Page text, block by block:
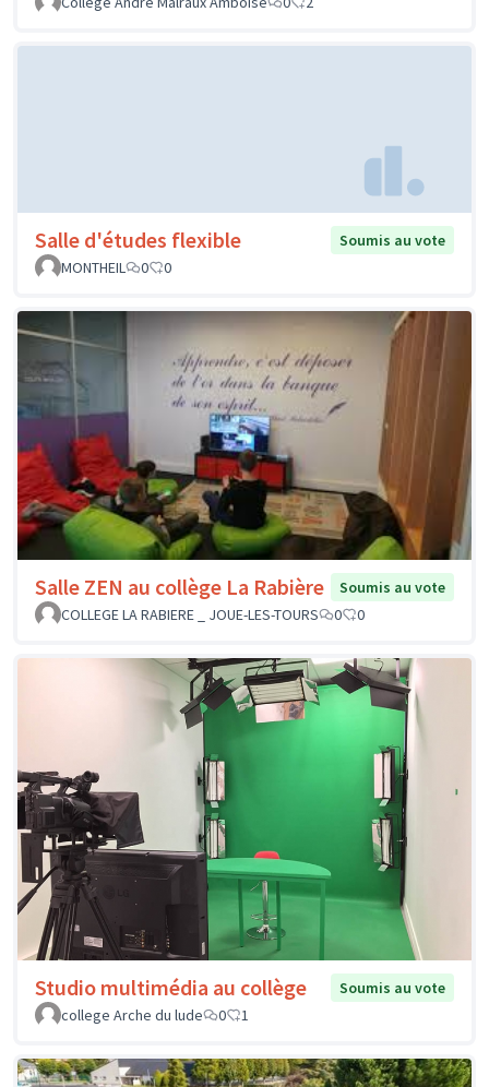
Salle d'études flexible
Soumis au vote
MONTHEIL
0 0
Salle ZEN au collège La Rabière
Soumis au vote
COLLEGE LA RABIERE _ JOUE-LES-TOURS
0 0
Studio multimédia au collège
Soumis au vote
college Arche du lude
0 1